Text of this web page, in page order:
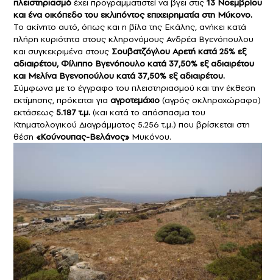
πλειστηριασμό έχει προγραμματιστεί να βγει στις 13 Νοεμβρίου
και ένα οικόπεδο του εκλιπόντος επιχειρηματία στη Μύκονο.
Το ακίνητο αυτό, όπως και η βίλα της Εκάλης, ανήκει κατά
πλήρη κυριότητα στους κληρονόμους Ανδρέα Βγενόπουλου
και συγκεκριμένα στους Σουβατζόγλου Αρετή κατά 25% εξ
αδιαιρέτου, Φίλιππο Βγενόπουλο κατά 37,50% εξ αδιαιρέτου
και Μελίνα Βγενοπούλου κατά 37,50% εξ αδιαιρέτου.
Σύμφωνα με το έγγραφο του πλειστηριασμού και την έκθεση
εκτίμησης, πρόκειται για αγροτεμάχιο (αγρός σκληροχώραφο)
εκτάσεως 5.187 τ.μ. (και κατά το απόσπασμα του
Κτηματολογικού Διαγράμματος 5.256 τ.μ.) που βρίσκεται στη
θέση «Κούνουπας-Βελάνος» Μυκόνου.